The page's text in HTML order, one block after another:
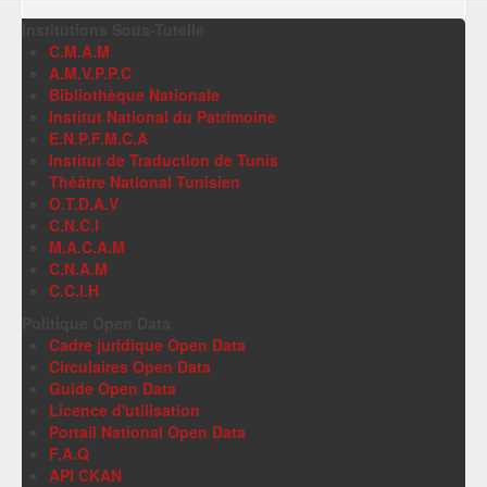
C.M.A.M
A.M.V.P.P.C
Bibliothèque Nationale
Institut National du Patrimoine
E.N.P.F.M.C.A
Institut de Traduction de Tunis
Théâtre National Tunisien
O.T.D.A.V
C.N.C.I
M.A.C.A.M
C.N.A.M
C.C.I.H
Cadre juridique Open Data
Circulaires Open Data
Guide Open Data
Licence d'utilisation
Portail National Open Data
F.A.Q
API CKAN